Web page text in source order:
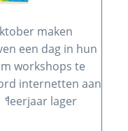
maken
een dag in hun
workshops te
internetten aan
e
leerjaar lager